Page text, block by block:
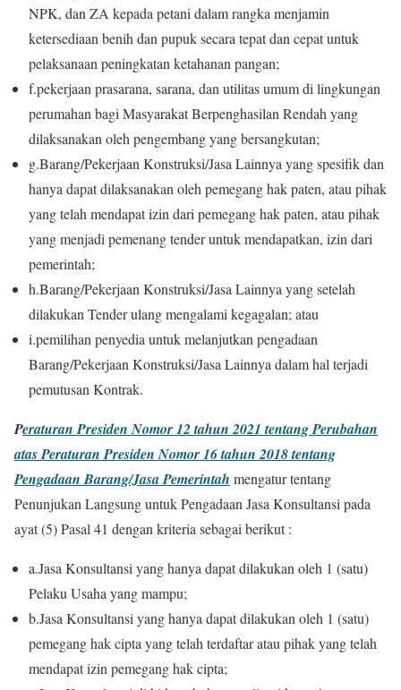
NPK, dan ZA kepada petani dalam rangka menjamin
ketersediaan benih dan pupuk secara tepat dan cepatuntuk
pelaksanaan peningkatan ketahanan pangan;
f.pekerjaan prasarana, sarana, dan utilitas umum di lingkungan
perumahan bagi Masyarakat Berpenghasilan Rendah yang
dilaksanakan oleh pengembang yang bersangkutan;
g.Barang/Pekerjaan Konstruksi/Jasa Lainnya yang spesifik dan
hanya dapat dilaksanakan oleh pemegang hak paten, atau pihak
yang telah mendapat izin dari pemegang hak paten, atau pihak
yang menjadi pemenang tender untuk mendapatkan, izin dari
pemerintah;
h.Barang/Pekerjaan Konstruksi/Jasa Lainnya yang setelah
dilakukan Tender ulang mengalami kegagalan; atau
i.pemilihan penyedia untuk melanjutkan pengadaan
Barang/Pekerjaan Konstruksi/Jasa Lainnya dalam hal terjadi
pemutusan Kontrak.
Peraturan Presiden Nomor 12 tahun 2021 tentang Perubahan
atas Peraturan Presiden Nomor 16 tahun 2018 tentang
Pengadaan Barang/Jasa Pemerintah mengatur tentang
Penunjukan Langsung untuk Pengadaan Jasa Konsultansi pada
ayat (5) Pasal 41 dengan kriteria sebagai berikut :
a.Jasa Konsultansi yang hanya dapat dilakukan oleh 1 (satu)
Pelaku Usaha yang mampu;
b.Jasa Konsultansi yang hanya dapat dilakukan oleh 1 (satu)
pemegang hak cipta yang telah terdaftar atau pihak yangtelah
mendapat izin pemegang hak cipta;